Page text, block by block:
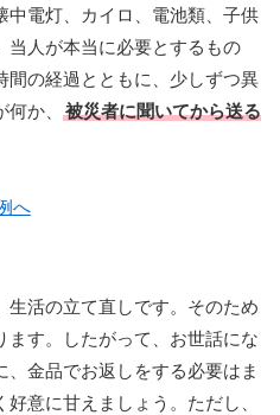
中電灯、カイロ、電池類、子供
当人が本当に必要とするもの
間の経過とともに、少しずつ異
か、
被災者に聞いてから送る
へ
活の立て直しです。そのため
ます。したがって、お世話にな
金品でお返しをする必要はま
意に甘えましょう。ただし、